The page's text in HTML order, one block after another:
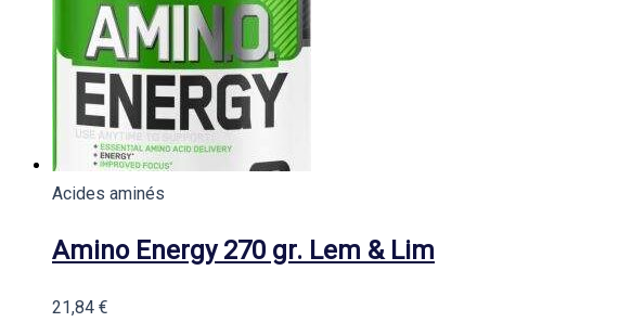
Acides aminés
Amino Energy 270 gr. Lem & Lim
21,84 €